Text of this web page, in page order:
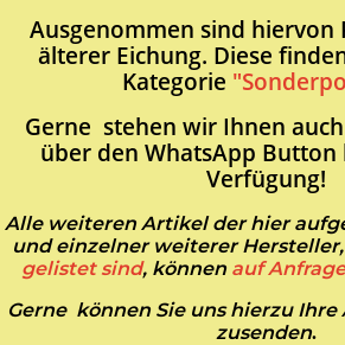
Ausgenommen sind hiervon
älterer Eichung. Diese
Kategorie
Gerne stehen wir Ihnen
über den WhatsApp
Verfügung!
Alle weiteren Artikel der hier
und einzelner weiterer
gelistet sind, können auf
Gerne können Sie uns hierzu Ihre
zusenden.